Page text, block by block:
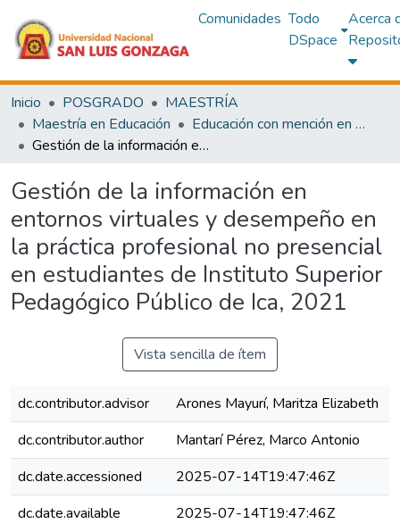
Comunidades Todo
DSpace
Acerca
Inicio POSGRADO
MAESTRÍA
Maestría en Educación
Educación con mención en Administración y Planificación de la Educación Superior
Gestión de la información en entornos virtuales y desempeño en la práctica profesional no presencial en estudiantes de Instituto Superior Pedagógico Público de Ica, 2021
Gestión de la información en
entornos virtuales y desempeño en
la práctica profesional no presencial
en estudiantes de Instituto Superior
Pedagógico Público de Ica, 2021
Vista sencilla de ítem
dc.contributor.advisor
Arones Mayurí, Maritza Elizabeth
dc.contributor.author
Mantarí Pérez, Marco Antonio
dc.date.accessioned
2025-07-14T19:47:46Z
dc.date.available
2025-07-14T19:47:46Z